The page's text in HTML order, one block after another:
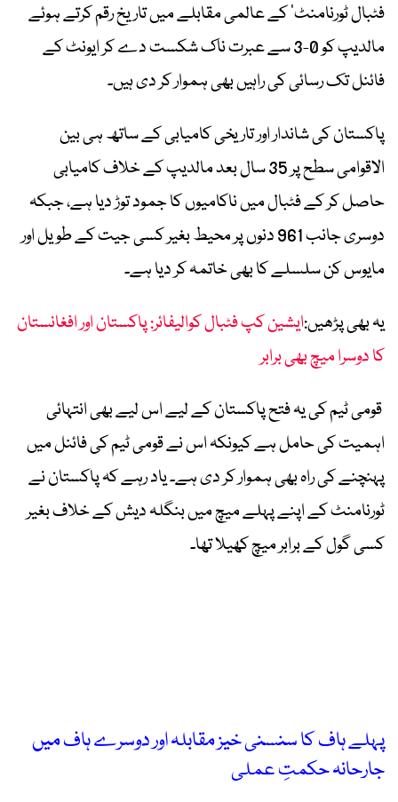
فٹبال ٹورنامنٹ‘ کے عالمی مقابلے میں تاریخ رقم کرتے ہوئے
مالدیپ کو 0-3 سے عبرت ناک شکست دے کر ایونٹ کے
فائنل تک رسائی کی راہیں بھی ہموار کر دی ہیں۔
پاکستان کی شاندار اور تاریخی کامیابی کے ساتھ ہی بین
الاقوامی سطح پر 35 سال بعد مالدیپ کے خلاف کامیابی
حاصل کر کے فٹبال میں ناکامیوں کا جمود توڑ دیا ہے، جبکہ
دوسری جانب 961 دنوں پر محیط بغیر کسی جیت کے طویل اور
مایوس کن سلسلے کا بھی خاتمہ کر دیا ہے۔
یہ بھی پڑھیں:ایشین کپ فٹبال کوالیفائر: پاکستان اور افغانستان
کا دوسرا میچ بھی برابر
قومی ٹیم کی یہ فتح پاکستان کے لیے اس لیے بھی انتہائی
اہمیت کی حامل ہے کیونکہ اس نے قومی ٹیم کی فائنل میں
پہنچنے کی راہ بھی ہموار کر دی ہے۔ یاد رہے کہ پاکستان نے
ٹورنامنٹ کے اپنے پہلے میچ میں بنگلہ دیش کے خلاف بغیر
کسی گول کے برابر میچ کھیلا تھا۔
پہلے ہاف کا سنسنی خیز مقابلہ اور دوسرے ہاف میں
جارحانہ حکمتِ عملی